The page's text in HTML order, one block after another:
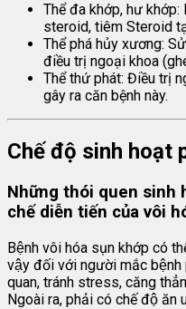
Thể đa khớp, hư
steroid, tiêm Steroid
Thể phá hủy xương:
điều trị ngoại khoa
Thể thứ phát: Điều trị
gây ra căn bệnh này.
Chế độ sinh hoạt
Những thói quen sinh
chế diễn tiến của vôi
Bệnh vôi hóa sụn khớp có
vậy đối với người mắc
quan, tránh stress, căng
Ngoài ra, phải có chế độ ăn